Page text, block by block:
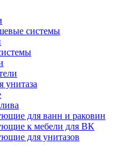
системы
унитаза
для ванн и раковин
к мебели для ВК
для унитазов